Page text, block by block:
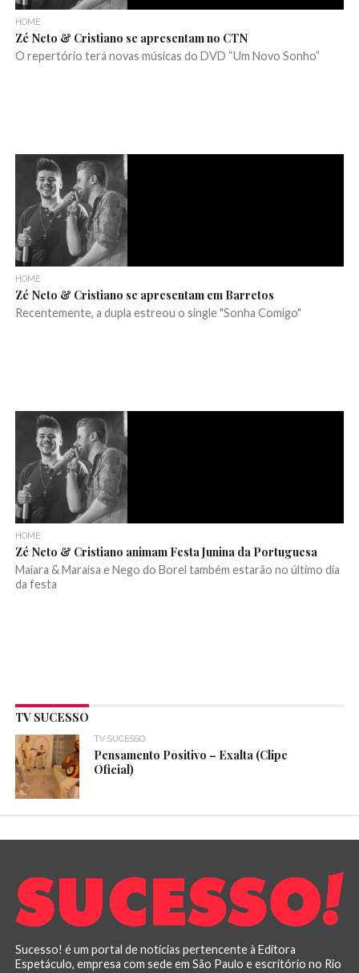
HOME
Zé Neto & Cristiano se apresentam no CTN
O repertório terá novas músicas do DVD “Um Novo Sonho”
HOME
Zé Neto & Cristiano se apresentam em Barretos
Recentemente, a dupla estreou o single "Sonha Comigo"
HOME
Zé Neto & Cristiano animam Festa Junina da Portuguesa
Maiara & Maraísa e Nego do Borel também estarão no último dia
da festa
TV SUCESSO
TV SUCESSO
Pensamento Positivo – Exalta (Clipe
Oficial)
Sucesso! é um portal de notícias pertencente à Editora
Espetáculo, empresa com sede em São Paulo e escritório no Rio